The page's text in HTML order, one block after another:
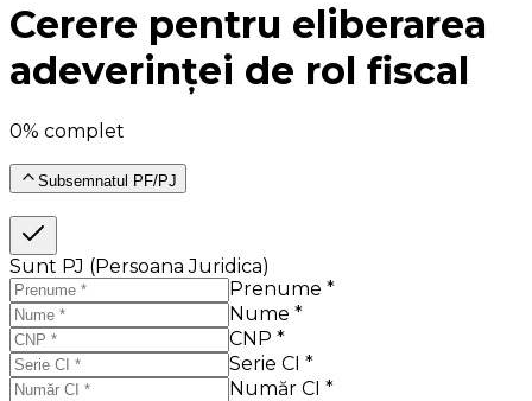
Cerere pentru eliberarea
adeverinței de rol fiscal
0% complet
Subsemnatul PF/PJ
Sunt PJ (Persoana Juridica)
Prenume *
Nume *
CNP *
Serie CI *
Număr CI *